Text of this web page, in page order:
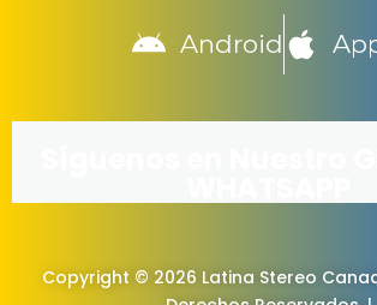
Android
Copyright © 2026 Latina Stereo